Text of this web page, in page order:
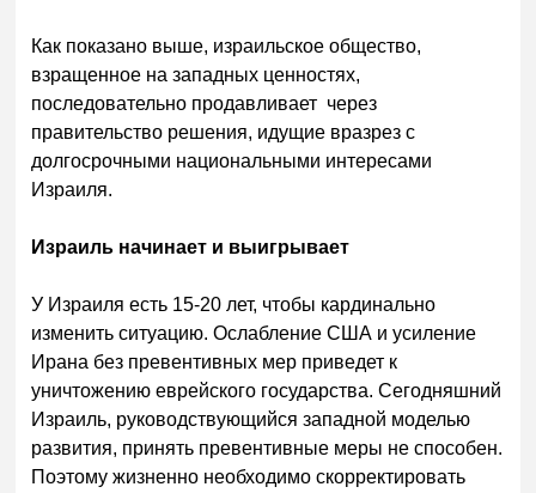
Как показано выше, израильское общество,
взращенное на западных ценностях,
последовательно продавливает через
правительство решения, идущие вразрез с
долгосрочными национальными интересами
Израиля.
Израиль начинает и выигрывает
У Израиля есть 15-20 лет, чтобы кардинально
изменить ситуацию. Ослабление США и усиление
Ирана без превентивных мер приведет к
уничтожению еврейского государства. Сегодняшний
Израиль, руководствующийся западной моделью
развития, принять превентивные меры не способен.
Поэтому жизненно необходимо скорректировать